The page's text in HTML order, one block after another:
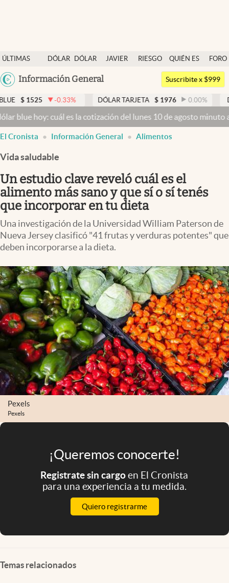
ÚLTIMAS
NOTICIAS
DÓLAR
DÓLAR
JAVIER
RIESGO
QUIÉN ES
QUIÉN
FORO
Argentina
México
Información General
Dólar
Members
Economía y Política
Finanzas y Mercados
Mercados Online
Negocios
Columnistas
Otras secciones
Infotechnology
Clima
Mundial 2026
Eventos Corporativos
El Cronista Studio
Mediakit
abre en nueva pestaña
Argentina
Suscribite x $999
-0.33% DÓLAR TARJETA $ 1976 0.00 % DÓLAR MEP
cuál es la cotización del lunes 10 de agosto minuto a minuto
El Cronista Información General Alimentos
Vida saludable
Un estudio clave reveló cuál es el
alimento más sano y que sí o sí tenés
que incorporar en tu dieta
Una investigación de la Universidad William Paterson de
Nueva Jersey clasificó "41 frutas y verduras potentes" que
deben incorporarse a la dieta.
Pexels
Pexels
¡Queremos conocerte!
Registrate sin cargoen El Cronista
para una experiencia a tu medida.
Quiero registrarme
Temas relacionados